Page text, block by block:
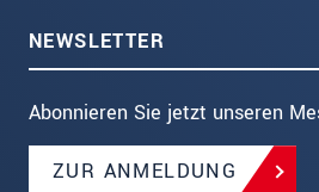
NEWSLETTER
Abonnieren Sie jetzt unseren
ZUR ANMELDUNG